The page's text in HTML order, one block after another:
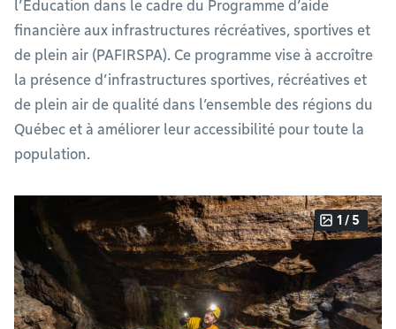
l’Éducation dans le cadre du Programme d’aide
financière aux infrastructures récréatives, sportives et
de plein air (PAFIRSPA). Ce programme vise à accroître
la présence d’infrastructures sportives, récréatives et
de plein air de qualité dans l’ensemble des régions du
Québec et à améliorer leur accessibilité pour toute la
population.
1 / 5